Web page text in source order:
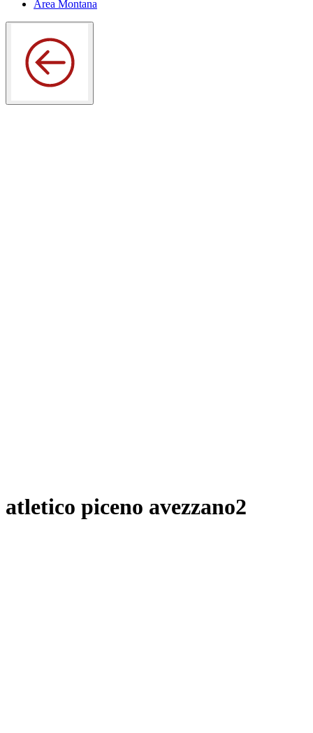
Area Montana
atletico piceno avezzano2